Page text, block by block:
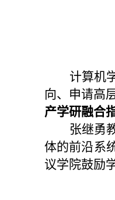
计算机
向、 申请高
产学研融合
张继勇
体的前沿系
议学院鼓励